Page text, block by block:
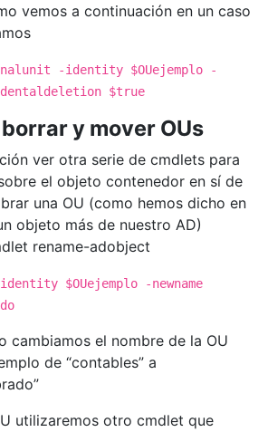
vemos a continuación en un caso
-identity $OUejemplo -
$true
y mover OUs
ver otra serie de cmdlets para
el objeto contenedor en sí de
una OU (como hemos dicho en
objeto más de nuestro AD)
rename-adobject
$OUejemplo -newname
cambiamos el nombre de la OU
de “contables” a
utilizaremos otro cmdlet que